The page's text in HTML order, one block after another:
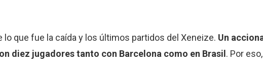
lo que fue la caída y los últimos partidos del Xeneize. Un
diez jugadores tanto con Barcelona como en Brasil. Por